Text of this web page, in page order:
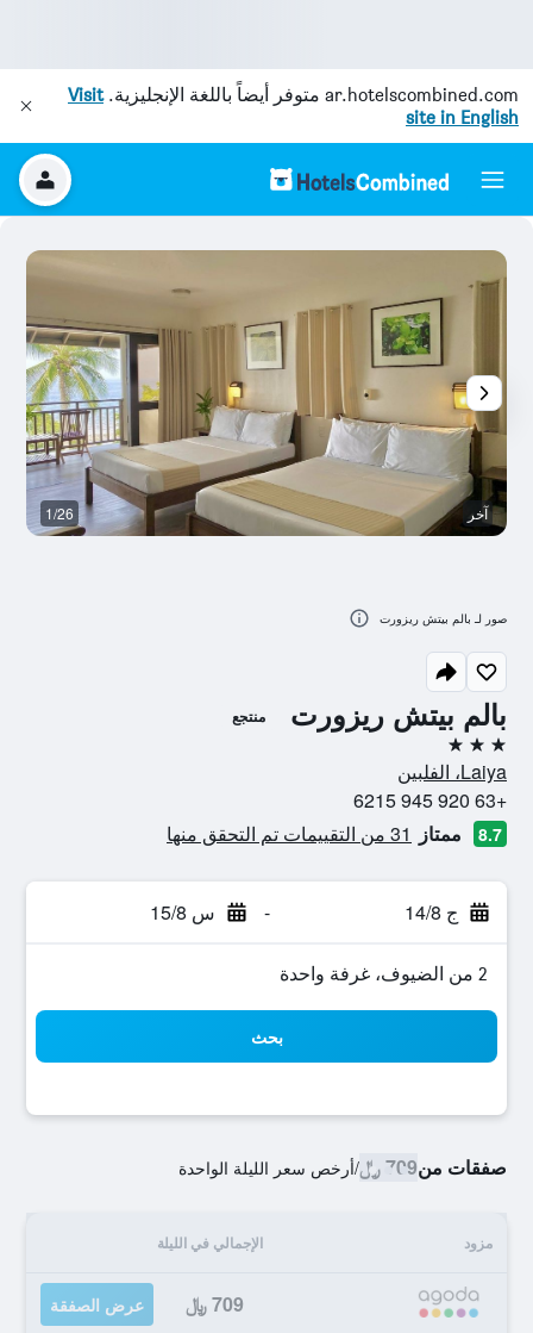
ar.hotelscombined.com متوفر أيضاً باللغة الإنجليزية.Visit
site in English
بالم بيتش ريزورت منتجع
3 نجوم
Laiya، الفلبين
+63 920 945 6215
8.7 ممتاز 31 من التقييمات تم التحقق منها
ج 14/8 - س 15/8
2 من الضيوف، غرفة واحدة
بحث
صفقات من709 ﷼ /أرخص سعر الليلة الواحدة
مزود الإجمالي في الليلة
709 ﷼ عرض الصفقة
آخر 1/26
صور لـ بالم بيتش ريزورت